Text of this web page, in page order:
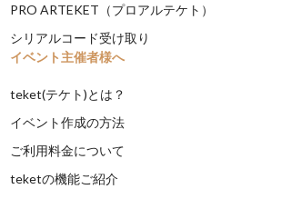
PRO ARTEKET（プロアルテケト）
シリアルコード受け取り
イベント主催者様へ
teket(テケト)とは？
イベント作成の方法
ご利用料金について
teketの機能ご紹介